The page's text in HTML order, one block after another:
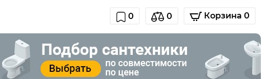
0 0 Корзина 0